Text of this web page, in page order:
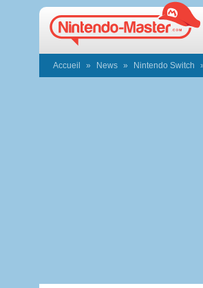
Accueil News Nintendo Switch